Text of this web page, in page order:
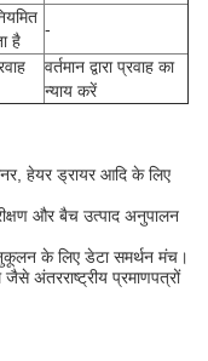
है
-
वर्तमान द्वारा प्रवाह का
न्याय करें
हेयर ड्रायर आदि के लिए
और बैच उत्पाद अनुपालन
के लिए डेटा समर्थन मंच।
अंतरराष्ट्रीय प्रमाणपत्रों